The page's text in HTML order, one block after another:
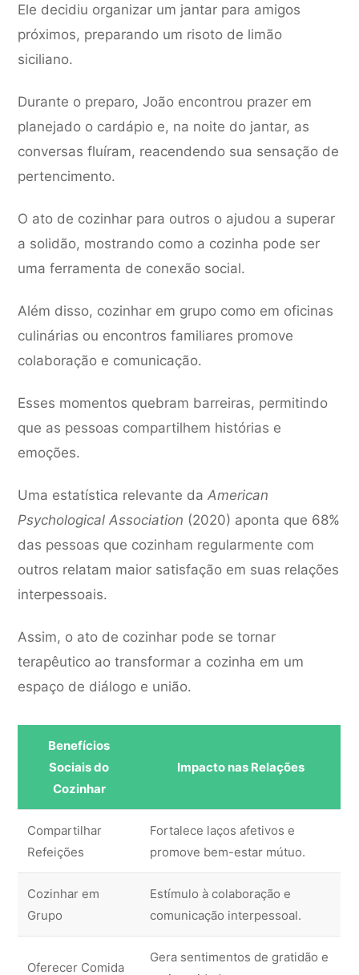
Ele decidiu organizar um jantar para amigos
próximos, preparando um risoto de limão
siciliano.
Durante o preparo, João encontrou prazer em
planejado o cardápio e, na noite do jantar, as
conversas fluíram, reacendendo sua sensação de
pertencimento.
O ato de cozinhar para outros o ajudou a superar
a solidão, mostrando como a cozinha pode ser
uma ferramenta de conexão social.
Além disso, cozinhar em grupo como em oficinas
culinárias ou encontros familiares promove
colaboração e comunicação.
Esses momentos quebram barreiras, permitindo
que as pessoas compartilhem histórias e
emoções.
Uma estatística relevante daAmerican
Psychological Association (2020) aponta que 68%
das pessoas que cozinham regularmente com
outros relatam maior satisfação em suas relações
interpessoais.
Assim, o ato de cozinhar pode se tornar
terapêutico ao transformar a cozinha em um
espaço de diálogo e união.
Benefícios
Sociais do
Cozinhar
Impacto nas Relações
Compartilhar
Refeições
Fortalece laços afetivos e
promove bem-estar mútuo.
Cozinhar em
Grupo
Estímulo à colaboração e
comunicação interpessoal.
Oferecer Comida
Gera sentimentos de gratidão e